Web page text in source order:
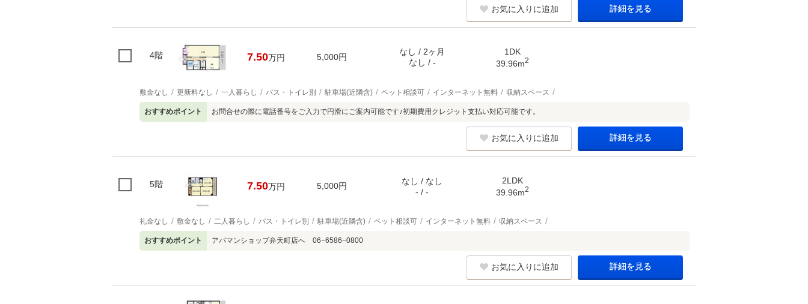
お気に入りに追加 詳細を見る
4階 7.50万円 5,000円
なし / 2ヶ月
なし / -
1DK
39.96m2
敷金なし 更新料なし 一人暮らし バス・トイレ別 駐車場(近隣含) ペット相談可 インターネット無料 収納スペース
おすすめポイント お問合せの際に電話番号をご入力で円滑にご案内可能です♪初期費用クレジット支払い対応可能です。
お気に入りに追加 詳細を見る
5階 7.50万円 5,000円
なし / なし
- / -
2LDK
39.96m2
礼金なし 敷金なし 二人暮らし バス・トイレ別 駐車場(近隣含) ペット相談可 インターネット無料 収納スペース
おすすめポイント アパマンショップ弁天町店へ 06−6586−0800
お気に入りに追加 詳細を見る